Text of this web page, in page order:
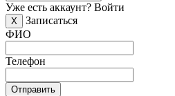
Уже есть аккаунт? Войти
X
Записаться
ФИО
Телефон
Отправить